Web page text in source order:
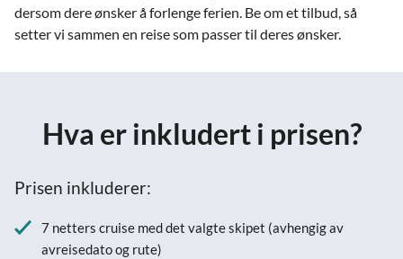
dersom dere ønsker å forlenge ferien. Be om et tilbud, så
setter vi sammen en reise som passer til deres ønsker.
Hva er inkludert i prisen?
Prisen inkluderer:
7 netters cruise med det valgte skipet (avhengig av
avreisedato og rute)